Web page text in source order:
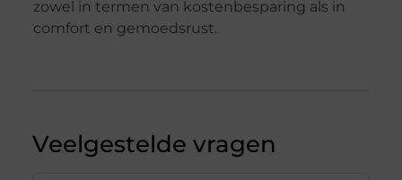
zowel in termen van kostenbesparing als in
comfort en gemoedsrust.
Veelgestelde vragen